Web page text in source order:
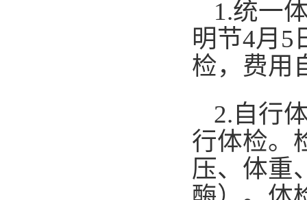
1.统一
明节4月5
检，费用
2.自行
行体检。
压、体重